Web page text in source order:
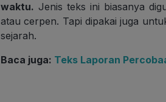
waktu. Jenis teks ini biasanya
atau cerpen. Tapi dipakai juga
sejarah.
Baca juga: Teks Laporan